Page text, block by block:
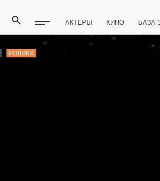
АКТЕРЫ КИНО БАЗА
ПОЛЕЗНЫЕ СОВЕТЫ
РОЛИКИ